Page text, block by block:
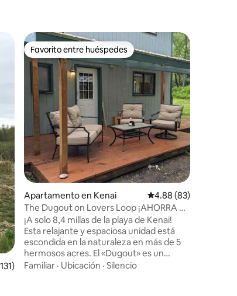
promedio: 4.94 de 5, 131 reseñas
Favorito entre huéspedes
Favorito entre huéspedes
Apartamento en Kenai Calificación
4.88 (83)
The Dugout on Lovers Loop ¡AHORRA en
estancias largas!
¡A solo 8,4 millas de la playa de Kenai!
Esta relajante y espaciosa unidad está
escondida en la naturaleza en más de 5
hermosos acres. El «Dugout» es un
apartamento con luz natural que tiene
Familiar · Ubicación · Silencio